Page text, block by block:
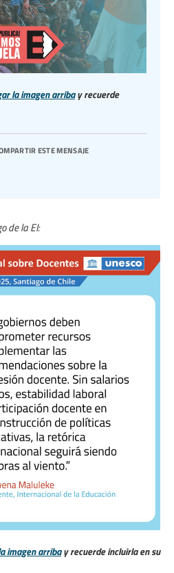
la imagen arribay recuerde
este mensaje
de la EI:
imagen arribay recuerde incluirla en su